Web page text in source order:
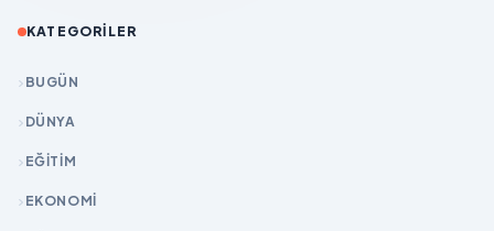
KATEGORILER
BUGÜN
DÜNYA
EĞİTİM
EKONOMİ